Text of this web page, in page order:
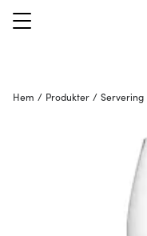
Hem / Produkter / Servering